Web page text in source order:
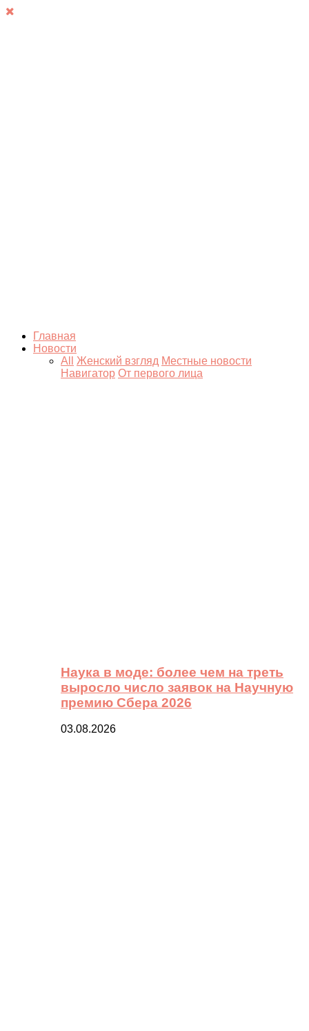
Главная
Новости
All
Женский взгляд Местные новости
Навигатор От первого лица
Наука в моде: более чем на треть
выросло число заявок на Научную
премию Сбера 2026
03.08.2026